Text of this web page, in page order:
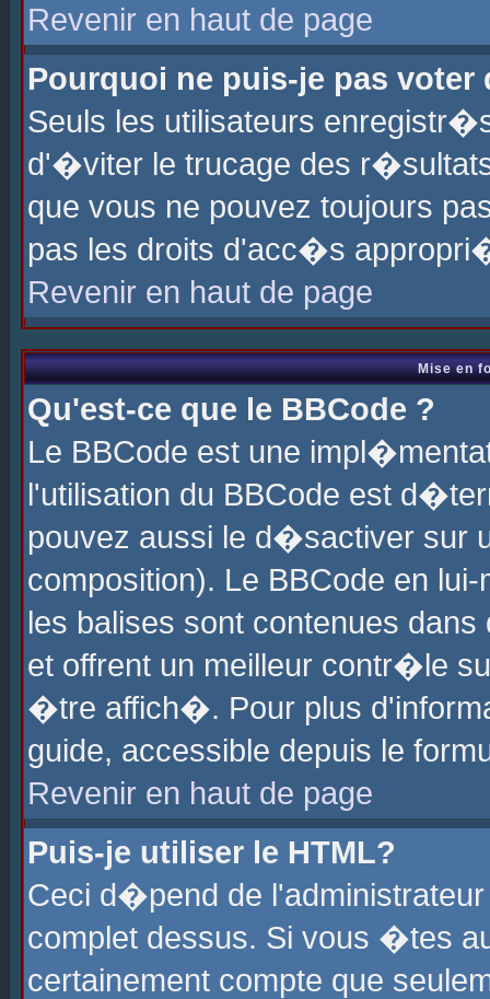
Revenir en haut de page
Pourquoi ne puis-je pas voter
Seuls les utilisateurs
d'�viter le trucage des
que vous ne pouvez toujours
pas les droits d'acc�s
Revenir en haut de page
Mise en
Qu'est-ce que le BBCode ?
Le BBCode est une
l'utilisation du BBCode est
pouvez aussi le d�sactiver sur
composition). Le BBCode en
les balises sont contenues
et offrent un meilleur contr�le
�tre affich�. Pour plus
guide, accessible depuis le
Revenir en haut de page
Puis-je utiliser le HTML?
Ceci d�pend de
complet dessus. Si vous �tes
certainement compte que